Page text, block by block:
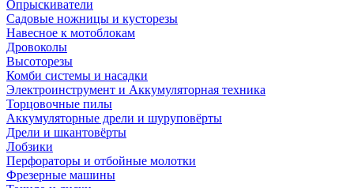
Опрыскиватели
Садовые ножницы и кусторезы
Навесное к мотоблокам
Дровоколы
Высоторезы
Комби системы и насадки
Электроинструмент и Аккумуляторная техника
Торцовочные пилы
Аккумуляторные дрели и шуруповёрты
Дрели и шкантовёрты
Лобзики
Перфораторы и отбойные молотки
Фрезерные машины